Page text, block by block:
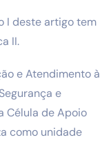
I deste artigo tem
II.
e Atendimento à
e
Célula de Apoio
como unidade